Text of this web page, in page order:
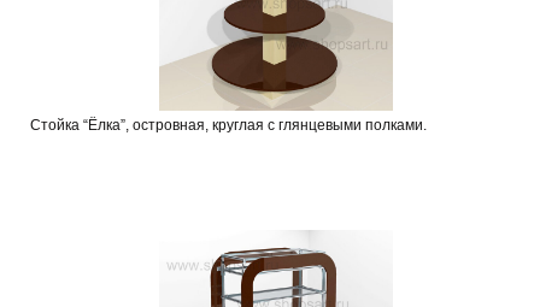
Стойка “Ёлка”, островная, круглая с глянцевыми полками.